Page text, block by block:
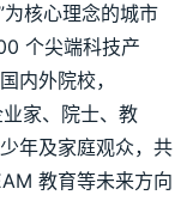
核心理念的城市
个尖端科技产
内外院校，
家、院士、教
年及家庭观众，共
教育等未来方向